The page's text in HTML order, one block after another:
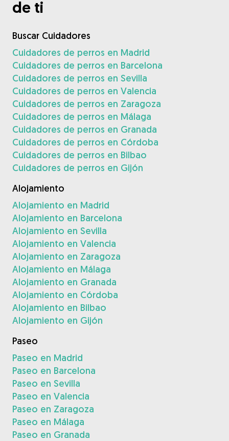
de ti
Buscar Cuidadores
Cuidadores de perros en Madrid
Cuidadores de perros en Barcelona
Cuidadores de perros en Sevilla
Cuidadores de perros en Valencia
Cuidadores de perros en Zaragoza
Cuidadores de perros en Málaga
Cuidadores de perros en Granada
Cuidadores de perros en Córdoba
Cuidadores de perros en Bilbao
Cuidadores de perros en Gijón
Alojamiento
Alojamiento en Madrid
Alojamiento en Barcelona
Alojamiento en Sevilla
Alojamiento en Valencia
Alojamiento en Zaragoza
Alojamiento en Málaga
Alojamiento en Granada
Alojamiento en Córdoba
Alojamiento en Bilbao
Alojamiento en Gijón
Paseo
Paseo en Madrid
Paseo en Barcelona
Paseo en Sevilla
Paseo en Valencia
Paseo en Zaragoza
Paseo en Málaga
Paseo en Granada